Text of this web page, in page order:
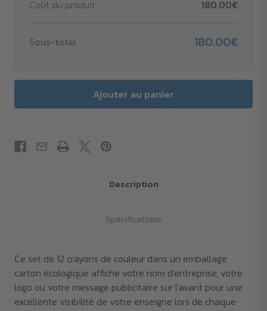
Coût du produit 180.00€
Sous-total 180.00€
Description
Spécifications
Ce set de 12 crayons de couleur dans un emballage
carton écologique affiche votre nom d'entreprise, votre
logo ou votre message publicitaire sur l'avant pour une
excellente visibilité de votre enseigne lors de chaque